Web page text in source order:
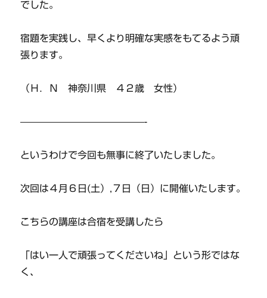
でした。
宿題を実践し、早くより明確な実感をもてるよう頑
張ります。
（Ｈ．Ｎ 神奈川県 ４２歳 女性）
—————————————-
というわけで今回も無事に終了いたしました。
次回は４月６日(土）,７日（日）に開催いたします。
こちらの講座は合宿を受講したら
「はい一人で頑張ってくださいね」という形ではな
く、